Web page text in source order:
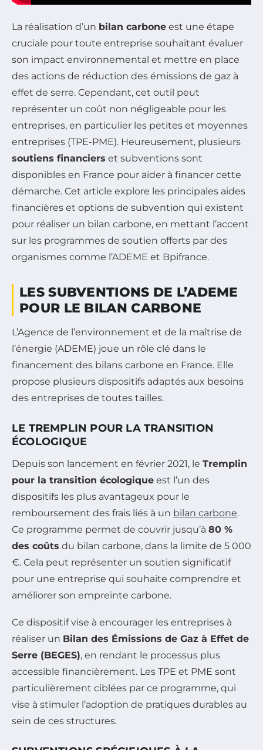
La réalisation d’un bilan carbone est une étape
cruciale pour toute entreprise souhaitant évaluer
son impact environnemental et mettre en place
des actions de réduction des émissions de gaz à
effet de serre. Cependant, cet outil peut
représenter un coût non négligeable pour les
entreprises, en particulier les petites et moyennes
entreprises (TPE-PME). Heureusement, plusieurs
soutiens financiers et subventions sont
disponibles en France pour aider à financer cette
démarche. Cet article explore les principales aides
financières et options de subvention qui existent
pour réaliser un bilan carbone, en mettant l’accent
sur les programmes de soutien offerts par des
organismes comme l’ADEME et Bpifrance.
LES SUBVENTIONS DE L’ADEME
POUR LE BILAN CARBONE
L’Agence de l’environnement et de la maîtrise de
l’énergie (ADEME) joue un rôle clé dans le
financement des bilans carbone en France. Elle
propose plusieurs dispositifs adaptés aux besoins
des entreprises de toutes tailles.
LE TREMPLIN POUR LA TRANSITION
ÉCOLOGIQUE
Depuis son lancement en février 2021, le Tremplin
pour la transition écologique est l’un des
dispositifs les plus avantageux pour le
remboursement des frais liés à un bilan carbone.
Ce programme permet de couvrir jusqu’à 80 %
des coûts du bilan carbone, dans la limite de 5 000
€. Cela peut représenter un soutien significatif
pour une entreprise qui souhaite comprendre et
améliorer son empreinte carbone.
Ce dispositif vise à encourager les entreprises à
réaliser un Bilan des Émissions de Gaz à Effet de
Serre (BEGES), en rendant le processus plus
accessible financièrement. Les TPE et PME sont
particulièrement ciblées par ce programme, qui
vise à stimuler l’adoption de pratiques durables au
sein de ces structures.